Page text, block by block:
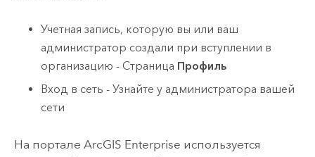
Учетная запись, которую вы или ваш
администратор создали при вступлении в
организацию - Страница Профиль
Вход в сеть - Узнайте у администратора вашей
сети
На портале ArcGIS Enterprise используется